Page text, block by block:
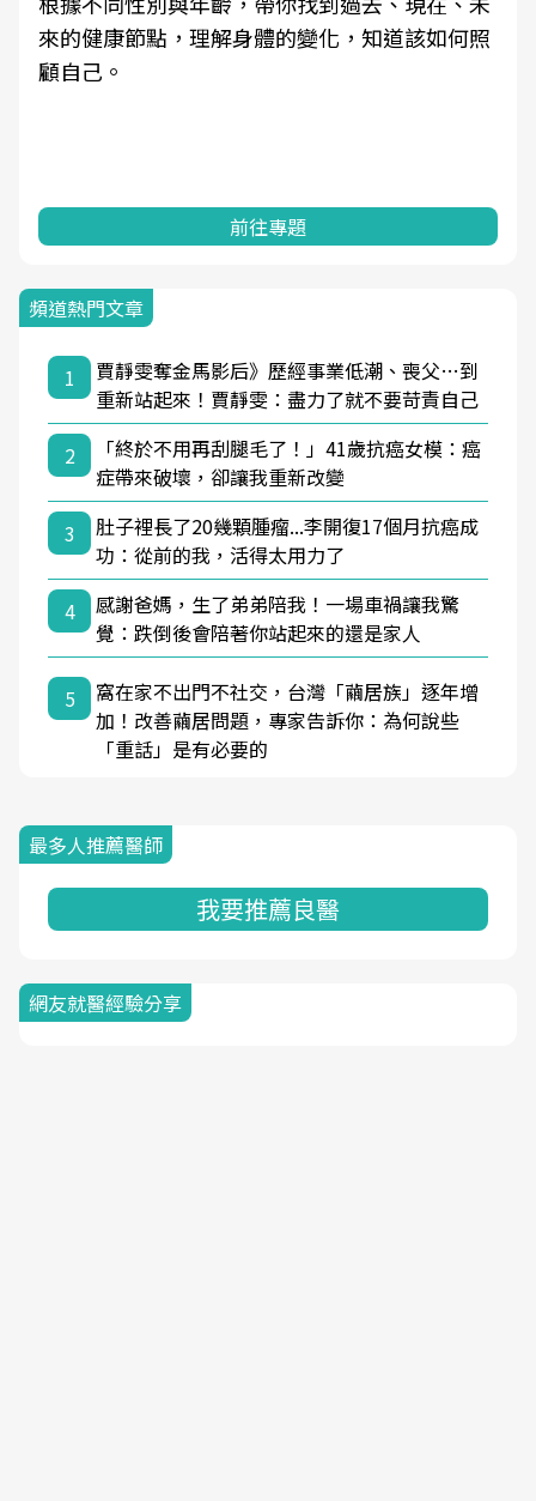
來的健康節點，理解身體的變化，知道該如何照
顧自己。
前往專題
頻道熱門文章
1
賈靜雯奪金馬影后》歷經事業低潮、喪父…到
重新站起來！賈靜雯：盡力了就不要苛責自己
2
「終於不用再刮腿毛了！」41歲抗癌女模：癌
症帶來破壞，卻讓我重新改變
3
肚子裡長了20幾顆腫瘤...李開復17個月抗癌成
功：從前的我，活得太用力了
4
感謝爸媽，生了弟弟陪我！一場車禍讓我驚
覺：跌倒後會陪著你站起來的還是家人
5
窩在家不出門不社交，台灣「繭居族」逐年增
加！改善繭居問題，專家告訴你：為何說些
「重話」是有必要的
最多人推薦醫師
我要推薦良醫
網友就醫經驗分享